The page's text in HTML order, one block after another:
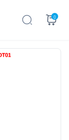
0